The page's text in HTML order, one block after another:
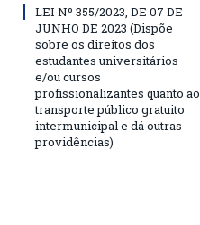
LEI Nº 355/2023, DE 07 DE
JUNHO DE 2023 (Dispõe
sobre os direitos dos
estudantes universitários
e/ou cursos
profissionalizantes quanto ao
transporte público gratuito
intermunicipal e dá outras
providências)